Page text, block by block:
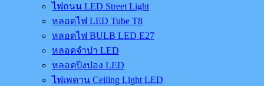
ไฟถนน LED Street Light
หลอดไฟ LED Tube T8
หลอดไฟ BULB LED E27
หลอดจำปา LED
หลอดปิงปอง LED
ไฟเพดาน Ceiling Light LED